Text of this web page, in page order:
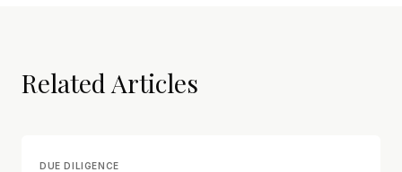
Related Articles
DUE DILIGENCE